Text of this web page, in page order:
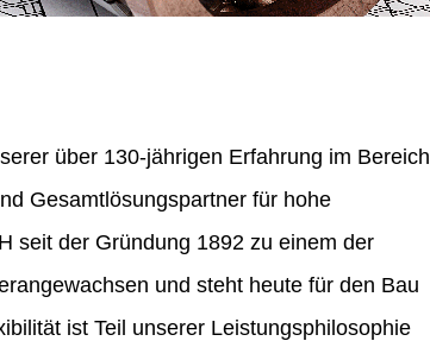
über 130-jährigen Erfahrung im Bereich
Gesamtlösungspartner für hohe
seit der Gründung 1892 zu einem der
und steht heute für den Bau
ist Teil unserer Leistungsphilosophie